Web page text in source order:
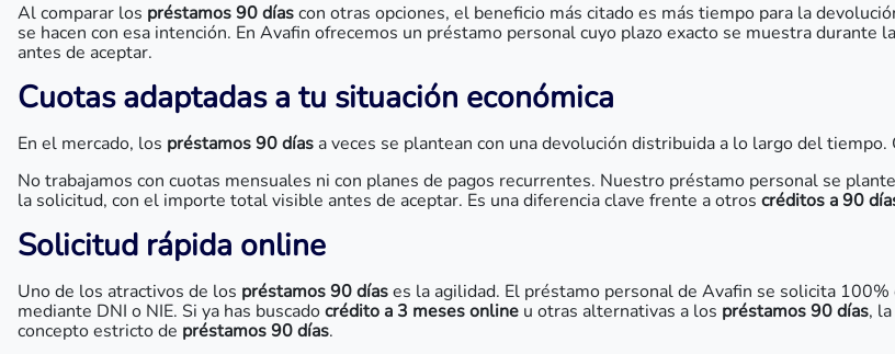
Al comparar los préstamos 90 díascon otras opciones, el beneficio más citado es más tiempo para la
se hacen con esa intención. En Avafin ofrecemos un préstamo personal cuyo plazo exacto se muestra
antes de aceptar.
Cuotas adaptadas a tu situación económica
En el mercado, los préstamos 90 días a veces se plantean con una devolución distribuida a lo largo del
No trabajamos con cuotas mensuales ni con planes de pagos recurrentes. Nuestro préstamo personal se
la solicitud, con el importe total visible antes de aceptar. Es una diferencia clave frente a otros créditos a 90
Solicitud rápida online
Uno de los atractivos de los préstamos 90 díases la agilidad. El préstamo personal de Avafin se solicita
mediante DNI o NIE. Si ya has buscadocrédito a 3 meses online u otras alternativas a los préstamos 90 días,
concepto estricto de préstamos 90 días.